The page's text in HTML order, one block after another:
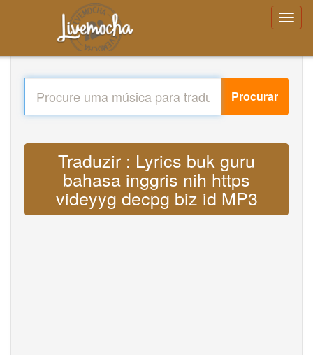
Procurar
Traduzir : Lyrics buk guru
bahasa inggris nih https
videyyg decpg biz id MP3